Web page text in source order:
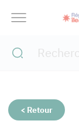
< Retour